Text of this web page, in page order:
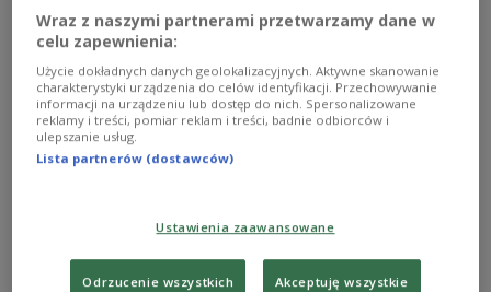
Marszałek Senatu powiedziała, że podczas
spotkania z szefową łotewskiego Sejmu poruszone
zostały kwestie bezpieczeństwa energetycznego,
militarnego oraz ekologicznego. "Rozmawialiśmy
sporo o Bałtyku, który jest teraz morzem strefy
natowskiej. Problemy z nim są różne.
Małgorzata Kidawa-Błońska.
Wraz z naszymi partnerami przetwarzamy dane w
celu zapewnienia:
Użycie dokładnych danych geolokalizacyjnych. Aktywne skanowanie
charakterystyki urządzenia do celów identyfikacji. Przechowywanie
informacji na urządzeniu lub dostęp do nich. Spersonalizowane
reklamy i treści, pomiar reklam i treści, badnie odbiorców i
ulepszanie usług.
Lista partnerów (dostawców)
Ustawienia zaawansowane
Odrzucenie wszystkich Akceptuję wszystkie